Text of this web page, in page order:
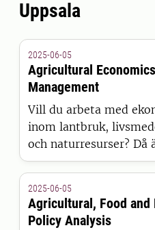
Uppsala
2025-06-05
Agricultural
Management
Vill du arbeta med
inom lantbruk,
och naturresurser? Då
program för dig.
2025-06-05
Agricultural, Food and
Policy Analysis